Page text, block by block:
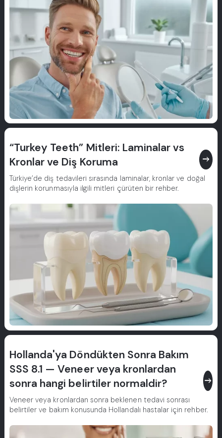
“Turkey Teeth” Mitleri: Laminalar vs
Kronlar ve Diş Koruma
east
Türkiye’de diş tedavileri sırasında laminalar, kronlar ve doğal
dişlerin korunmasıyla ilgili mitleri çürüten bir rehber.
Hollanda'ya Döndükten Sonra Bakım
SSS 8.1 — Veneer veya kronlardan
sonra hangi belirtiler normaldir?
east
Veneer veya kronlardan sonra beklenen tedavi sonrası
belirtiler ve bakım konusunda Hollandalı hastalar için rehber.